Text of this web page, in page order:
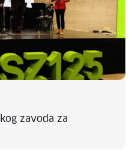
zavoda za